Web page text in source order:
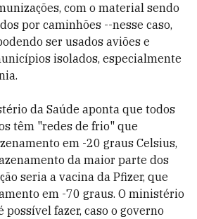
com o material sendo
por caminhões --nesse caso,
ser usados aviões e
isolados, especialmente
da Saúde aponta que todos
têm "redes de frio" que
em -20 graus Celsius,
da maior parte dos
seria a vacina da Pfizer, que
em -70 graus. O ministério
possível fazer, caso o governo